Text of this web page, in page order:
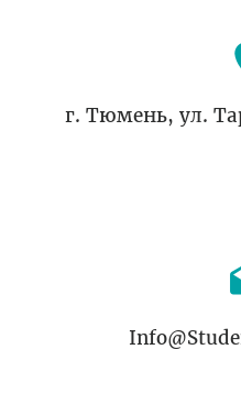
г. Тюмень, ул.